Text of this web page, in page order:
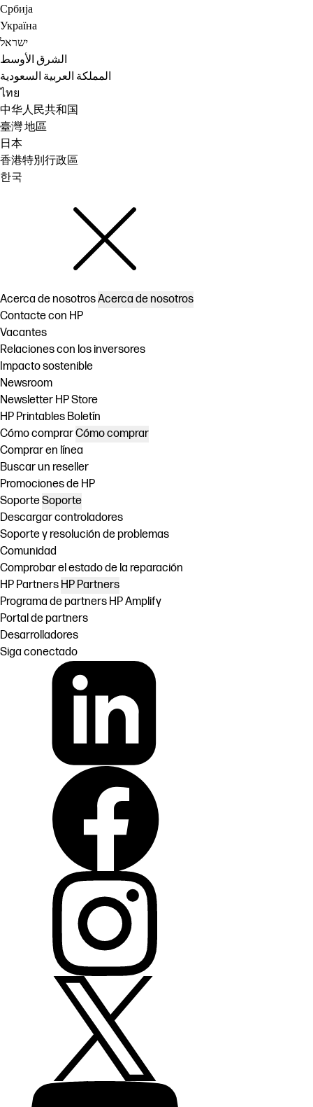
Србија
Україна
ישראל
الشرق الأوسط
المملكة العربية السعودية
ไทย
中华人民共和国
臺灣 地區
日本
香港特別行政區
한국
Acerca de nosotrosAcerca de nosotros
Contacte con HP
Vacantes
Relaciones con los inversores
Impacto sostenible
Newsroom
Newsletter HP Store
HP Printables Boletín
Cómo comprarCómo comprar
Comprar en línea
Buscar un reseller
Promociones de HP
SoporteSoporte
Descargar controladores
Soporte y resolución de problemas
Comunidad
Comprobar el estado de la reparación
HP Partners HP Partners
Programa de partners HP Amplify
Portal de partners
Desarrolladores
Siga conectado